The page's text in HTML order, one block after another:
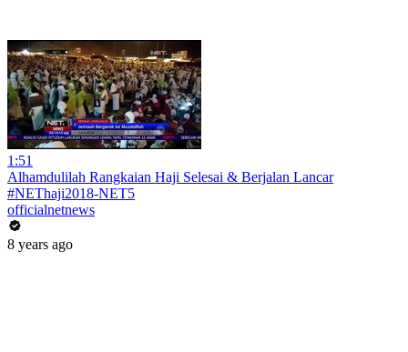
1:51
Alhamdulilah Rangkaian Haji Selesai & Berjalan Lancar
#NEThaji2018-NET5
officialnetnews
8 years ago